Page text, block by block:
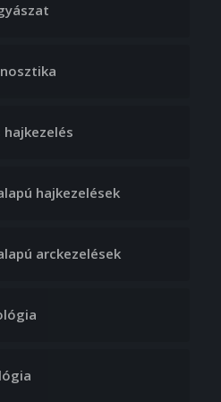
hajkezelés
hajkezelések
arckezelések